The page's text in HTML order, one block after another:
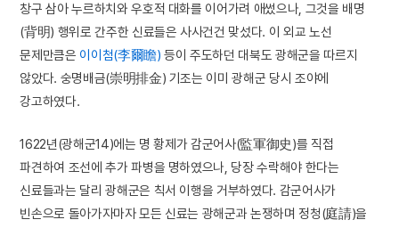
창구 삼아 누르하치와 우호적 대화를 이어가려 애썼으나, 그것을 배명
(背明) 행위로 간주한 신료들은 사사건건 맞섰다. 이 외교 노선
문제만큼은 이이첨(李爾瞻) 등이 주도하던 대북도 광해군을 따르지
않았다. 숭명배금(崇明排金) 기조는 이미 광해군 당시 조야에
강고하였다.
1622년(광해군14)에는 명 황제가 감군어사(監軍御史)를 직접
파견하여 조선에 추가 파병을 명하였으나, 당장 수락해야 한다는
신료들과는 달리 광해군은 칙서 이행을 거부하였다. 감군어사가
빈손으로 돌아가자마자 모든 신료는 광해군과 논쟁하며 정청(庭請)을